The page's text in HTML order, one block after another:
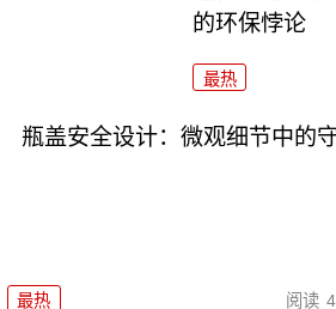
的环保悖论
最热
瓶盖安全设计：微观细节中的
最热 阅读